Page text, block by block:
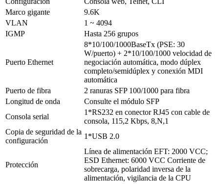
Marco gigante
9.6K
VLAN
1 ~ 4094
IGMP
Hasta 256 grupos
Puerto Ethernet
8*10/100/1000BaseTx (PSE: 30
W/puerto) + 2*10/100/1000 velocidad de
negociación automática, modo dúplex
completo/semidúplex y conexión MDI
automática
Puerto de fibra
2 ranuras SFP 100/1000 para fibra
Longitud de onda
Consulte el módulo SFP
Consola serial
1*RS232 en conector RJ45 con cable de
consola, 115,2 Kbps, 8,N,1
Copia de seguridad de la
configuración
1*USB 2.0
Protección
Línea de alimentación EFT: 2000 VCC;
ESD Ethernet: 6000 VCC Corriente de
sobrecarga, polaridad inversa de la
alimentación, vigilancia de la CPU